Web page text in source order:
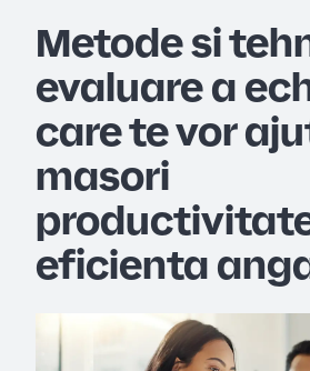
Metode si
evaluare a
care te vor
masori
eficienta